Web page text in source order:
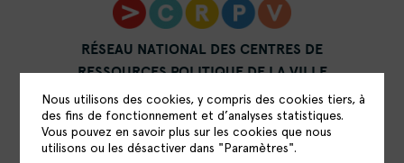
RÉSEAU NATIONAL DES CENTRES DE
RESSOURCES POLITIQUE DE LA VILLE
15 rue Catulienne
93200 Saint-Denis
Nous utilisons des cookies, y compris des cookies tiers, à
des fins de fonctionnement et d’analyses statistiques.
Vous pouvez en savoir plus sur les cookies que nous
utilisons ou les désactiver dans "Paramètres".